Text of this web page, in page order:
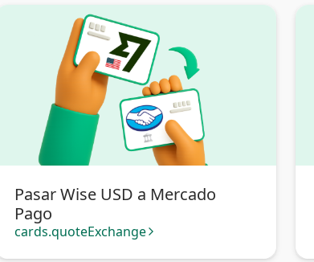
Pasar Wise USD a Mercado
Pago
cards.quoteExchange arrow_forward_ios